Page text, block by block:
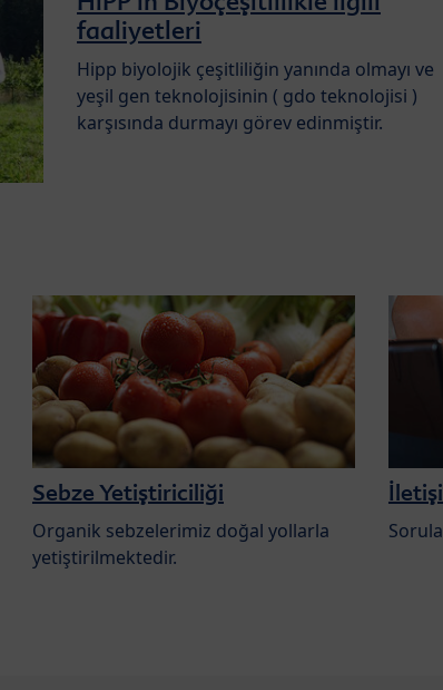
faaliyetleri
Hipp biyolojik çeşitliliğin yanında olmayı ve
yeşil gen teknolojisinin ( gdo teknolojisi )
karşısında durmayı görev edinmiştir.
Sebze Yetiştiriciliği
Organik sebzelerimiz doğal yollarla
yetiştirilmektedir.